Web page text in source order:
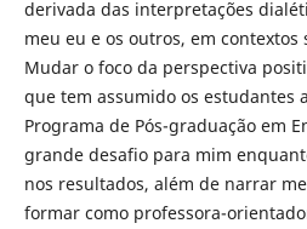
derivada das interpretações
meu eu e os outros, em
Mudar o foco da perspectiva
que tem assumido os estudantes
Programa de Pós-graduação em
grande desafio para mim
nos resultados, além de narrar
formar como professora-